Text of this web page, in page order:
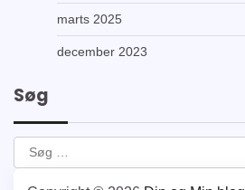
marts 2025
december 2023
Søg
Søg
efter: